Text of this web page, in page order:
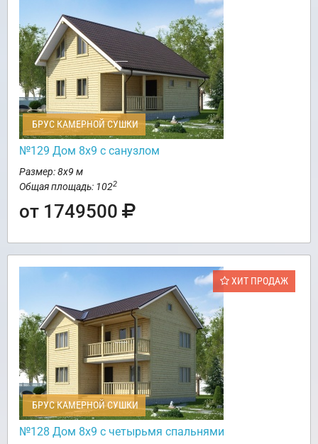
БРУС КАМЕРНОЙ СУШКИ
№129 Дом 8х9 с санузлом
Размер: 8х9 м
Общая площадь: 1022
от 1749500
ХИТ ПРОДАЖ
БРУС КАМЕРНОЙ СУШКИ
№128 Дом 8х9 с четырьмя спальнями